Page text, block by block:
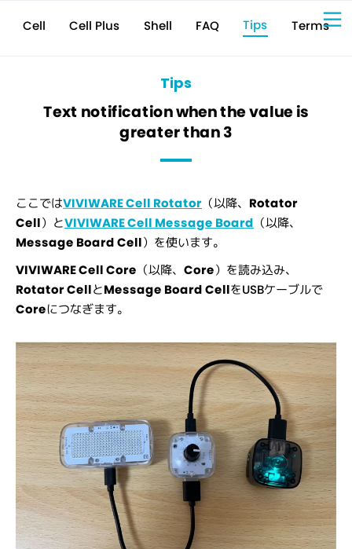
Cell Cell Plus Shell FAQ Tips Terms
Tips
Text notification when the value is
greater than 3
ここではVIVIWARE Cell Rotator （以降、 Rotator
Cell）とVIVIWARE Cell Message Board （以降、
Message Board Cell）を使います。
VIVIWARE Cell Core （以降、Core）を読み込み、
Rotator CellとMessage Board CellをUSBケーブルで
Coreにつなぎます。